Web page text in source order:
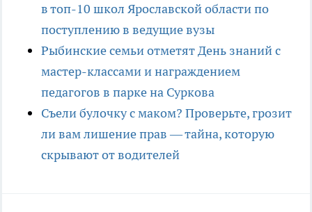
в топ-10 школ Ярославской области по
поступлению в ведущие вузы
Рыбинские семьи отметят День знаний с
мастер-классами и награждением
педагогов в парке на Суркова
Съели булочку с маком? Проверьте, грозит
ли вам лишение прав — тайна, которую
скрывают от водителей